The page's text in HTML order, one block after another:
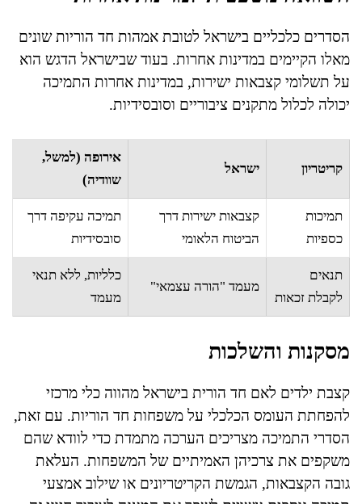
הסדרים כלכליים בישראל לטובת אמהות חד הוריות שונים
מאלו הקיימים במדינות אחרות. בעוד שבישראל הדגש הוא
על תשלומי קצבאות ישירות, במדינות אחרות התמיכה
יכולה לכלול מתקנים ציבוריים וסובסידיות.
קריטריון ישראל
אירופה (למשל,
שוודיה)
תמיכות
כספיות
קצבאות ישירות דרך
הביטוח הלאומי
תמיכה עקיפה דרך
סובסידיות
תנאים
לקבלת זכאות
מעמד "הורה עצמאי"
כלליות, ללא תנאי
מעמד
מסקנות והשלכות
קצבת ילדים לאם חד הורית בישראל מהווה כלי מרכזי
להפחתת העומס הכלכלי על משפחות חד הוריות. עם זאת,
הסדרי התמיכה מצריכים הערכה מתמדת כדי לוודא שהם
משקפים את צרכיהן האמיתיים של המשפחות. העלאת
גובה הקצבאות, הגמשת הקריטריונים או שילוב אמצעי